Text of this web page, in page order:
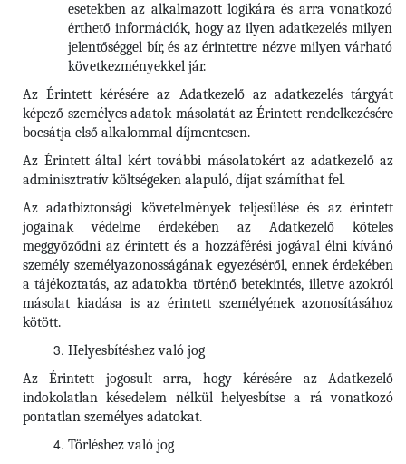
esetekben az alkalmazott logikára és arra vonatkozó
érthető információk, hogy az ilyen adatkezelés milyen
jelentőséggel bír, és az érintettre nézve milyen várható
következményekkel jár.
Az Érintett kérésére az Adatkezelő az adatkezelés tárgyát
képező személyes adatok másolatát az Érintett rendelkezésére
bocsátja első alkalommal díjmentesen.
Az Érintett által kért további másolatokért az adatkezelő az
adminisztratív költségeken alapuló, díjat számíthat fel.
Az adatbiztonsági követelmények teljesülése és az érintett
jogainak védelme érdekében az Adatkezelő köteles
meggyőződni az érintett és a hozzáférési jogával élni kívánó
személy személyazonosságának egyezéséről, ennek érdekében
a tájékoztatás, az adatokba történő betekintés, illetve azokról
másolat kiadása is az érintett személyének azonosításához
kötött.
Helyesbítéshez való jog
Az Érintett jogosult arra, hogy kérésére az Adatkezelő
indokolatlan késedelem nélkül helyesbítse a rá vonatkozó
pontatlan személyes adatokat.
Törléshez való jog